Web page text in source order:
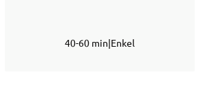
40-60 min|Enkel